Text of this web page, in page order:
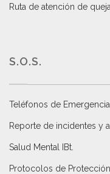
Ruta de atención de
S.O.S.
Teléfonos de Emergencia.
Reporte de incidentes y
Salud Mental IBt
Protocolos de Protección